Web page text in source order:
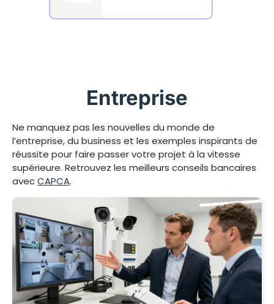
Entreprise
Ne manquez pas les nouvelles du monde de
l’entreprise, du business et les exemples inspirants de
réussite pour faire passer votre projet à la vitesse
supérieure. Retrouvez les meilleurs conseils bancaires
avecCAPCA.